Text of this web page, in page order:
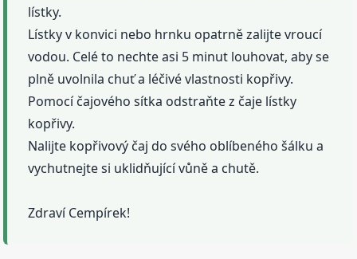
lístky.
Lístky v konvici nebo hrnku opatrně zalijte vroucí
vodou. Celé to nechte asi 5 minut louhovat, aby se
plně uvolnila chuť a léčivé vlastnosti kopřivy.
Pomocí čajového sítka odstraňte z čaje lístky
kopřivy.
Nalijte kopřivový čaj do svého oblíbeného šálku a
vychutnejte si uklidňující vůně a chutě.
Zdraví Cempírek!